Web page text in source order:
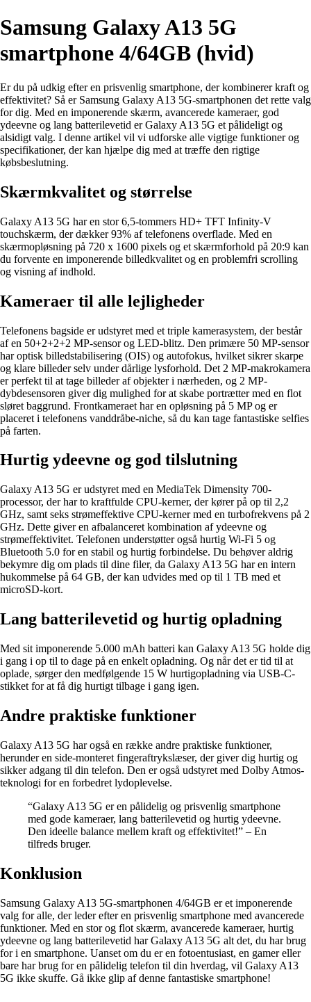
Samsung Galaxy A13 5G
smartphone 4/64GB (hvid)
Er du på udkig efter en prisvenlig smartphone, der kombinerer kraft og
effektivitet? Så er Samsung Galaxy A13 5G-smartphonen det rette valg
for dig. Med en imponerende skærm, avancerede kameraer, god
ydeevne og lang batterilevetid er Galaxy A13 5G et pålideligt og
alsidigt valg. I denne artikel vil vi udforske alle vigtige funktioner og
specifikationer, der kan hjælpe dig med at træffe den rigtige
købsbeslutning.
Skærmkvalitet og størrelse
Galaxy A13 5G har en stor 6,5-tommers HD+ TFT Infinity-V
touchskærm, der dækker 93% af telefonens overflade. Med en
skærmopløsning på 720 x 1600 pixels og et skærmforhold på 20:9 kan
du forvente en imponerende billedkvalitet og en problemfri scrolling
og visning af indhold.
Kameraer til alle lejligheder
Telefonens bagside er udstyret med et triple kamerasystem, der består
af en 50+2+2+2 MP-sensor og LED-blitz. Den primære 50 MP-sensor
har optisk billedstabilisering (OIS) og autofokus, hvilket sikrer skarpe
og klare billeder selv under dårlige lysforhold. Det 2 MP-makrokamera
er perfekt til at tage billeder af objekter i nærheden, og 2 MP-
dybdesensoren giver dig mulighed for at skabe portrætter med en flot
sløret baggrund. Frontkameraet har en opløsning på 5 MP og er
placeret i telefonens vanddråbe-niche, så du kan tage fantastiske selfies
på farten.
Hurtig ydeevne og god tilslutning
Galaxy A13 5G er udstyret med en MediaTek Dimensity 700-
processor, der har to kraftfulde CPU-kerner, der kører på op til 2,2
GHz, samt seks strømeffektive CPU-kerner med en turbofrekvens på 2
GHz. Dette giver en afbalanceret kombination af ydeevne og
strømeffektivitet. Telefonen understøtter også hurtig Wi-Fi 5 og
Bluetooth 5.0 for en stabil og hurtig forbindelse. Du behøver aldrig
bekymre dig om plads til dine filer, da Galaxy A13 5G har en intern
hukommelse på 64 GB, der kan udvides med op til 1 TB med et
microSD-kort.
Lang batterilevetid og hurtig opladning
Med sit imponerende 5.000 mAh batteri kan Galaxy A13 5G holde dig
i gang i op til to dage på en enkelt opladning. Og når det er tid til at
oplade, sørger den medfølgende 15 W hurtigopladning via USB-C-
stikket for at få dig hurtigt tilbage i gang igen.
Andre praktiske funktioner
Galaxy A13 5G har også en række andre praktiske funktioner,
herunder en side-monteret fingeraftrykslæser, der giver dig hurtig og
sikker adgang til din telefon. Den er også udstyret med Dolby Atmos-
teknologi for en forbedret lydoplevelse.
“Galaxy A13 5G er en pålidelig og prisvenlig smartphone
med gode kameraer, lang batterilevetid og hurtig ydeevne.
Den ideelle balance mellem kraft og effektivitet!” – En
tilfreds bruger.
Konklusion
Samsung Galaxy A13 5G-smartphonen 4/64GB er et imponerende
valg for alle, der leder efter en prisvenlig smartphone med avancerede
funktioner. Med en stor og flot skærm, avancerede kameraer, hurtig
ydeevne og lang batterilevetid har Galaxy A13 5G alt det, du har brug
for i en smartphone. Uanset om du er en fotoentusiast, en gamer eller
bare har brug for en pålidelig telefon til din hverdag, vil Galaxy A13
5G ikke skuffe. Gå ikke glip af denne fantastiske smartphone!